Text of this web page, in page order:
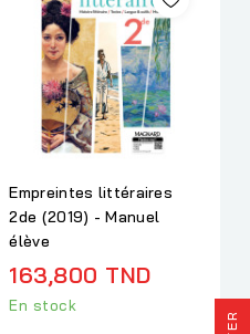
Empreintes littéraires
2de (2019) - Manuel
élève
163,800 TND
En stock